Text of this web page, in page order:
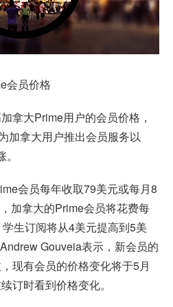
会员价格
拿大Prime用户的会员价格，
加拿大用户推出会员服务以
会员每年收取79美元或每月8
加拿大的Prime会员将花费每
生订阅将从4美元提高到5美
Gouveia表示，新会员的
现有会员的价格变化将于5月
订时看到价格变化。